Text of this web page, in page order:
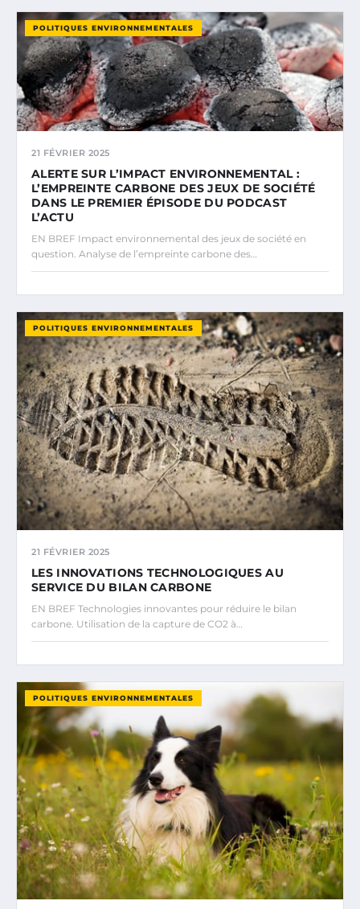
POLITIQUES ENVIRONNEMENTALES
21 FÉVRIER 2025
ALERTE SUR L’IMPACT ENVIRONNEMENTAL :
L’EMPREINTE CARBONE DES JEUX DE SOCIÉTÉ
DANS LE PREMIER ÉPISODE DU PODCAST
L’ACTU
EN BREF Impact environnemental des jeux de société en
question. Analyse de l’empreinte carbone des…
POLITIQUES ENVIRONNEMENTALES
21 FÉVRIER 2025
LES INNOVATIONS TECHNOLOGIQUES AU
SERVICE DU BILAN CARBONE
EN BREF Technologies innovantes pour réduire le bilan
carbone. Utilisation de la capture de CO2 à…
POLITIQUES ENVIRONNEMENTALES